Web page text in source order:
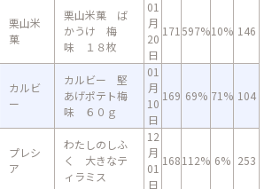
栗山米
菓
栗山米菓 ば
かうけ 梅
味 １８枚
01
月
20
日
171 597%10% 146
カルビ
ー
カルビー 堅
あげポテト梅
味 ６０ｇ
01
月
10
日
169 69% 71% 104
プレシ
ア
わたしのしふ
く 大きなテ
ィラミス
12
月
01
日
168112% 6% 253